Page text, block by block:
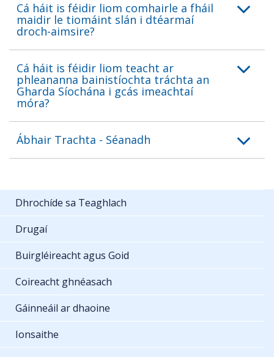
Cá háit is féidir liom comhairle a fháil
maidir le tiomáint slán i dtéarmaí
droch-aimsire?
Cá háit is féidir liom teacht ar
phleananna bainistíochta tráchta an
Gharda Síochána i gcás imeachtaí
móra?
Ábhair Trachta - Séanadh
Dhrochíde sa Teaghlach
Drugaí
Buirgléireacht agus Goid
Coireacht ghnéasach
Gáinneáil ar dhaoine
Ionsaithe